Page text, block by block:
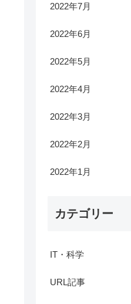
2022年7月
2022年6月
2022年5月
2022年4月
2022年3月
2022年2月
2022年1月
カテゴリー
IT・科学
URL記事